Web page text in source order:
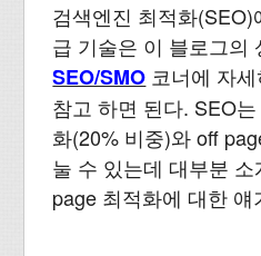
검색엔진 최적화
급 기술은 이 블로그의
SEO/SMO 코너에 자
참고 하면 된다. SEO
화(20% 비중)와 off
눌 수 있는데 대부분
page 최적화에 대한 얘